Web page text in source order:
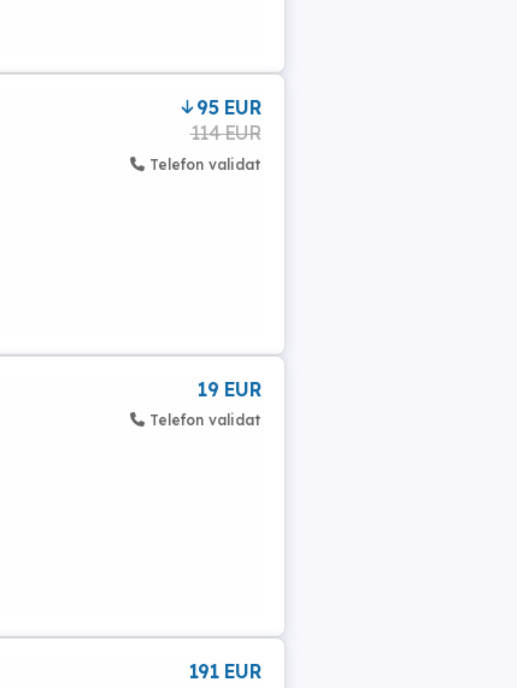
95 EUR
114 EUR
Telefon validat
19 EUR
Telefon validat
191 EUR